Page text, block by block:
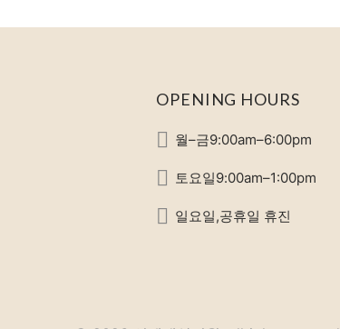
OPENING HOURS
월–금9:00am–6:00pm
토요일9:00am–1:00pm
일요일,공휴일 휴진